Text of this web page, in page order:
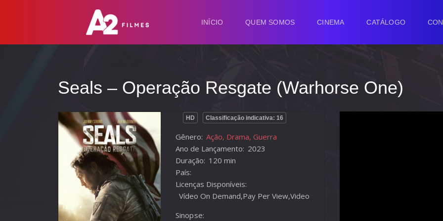
INÍCIO QUEM SOMOS CINEMA CATÁLOGO
Seals – Operação Resgate (Warhorse One)
HD Classificação indicativa: 16
Gênero: Ação, Drama, Guerra
Ano de Lançamento: 2023
Duração: 120 min
País:
Licenças Disponíveis:
Vídeo On Demand,Pay Per View,Video
Sinopse: